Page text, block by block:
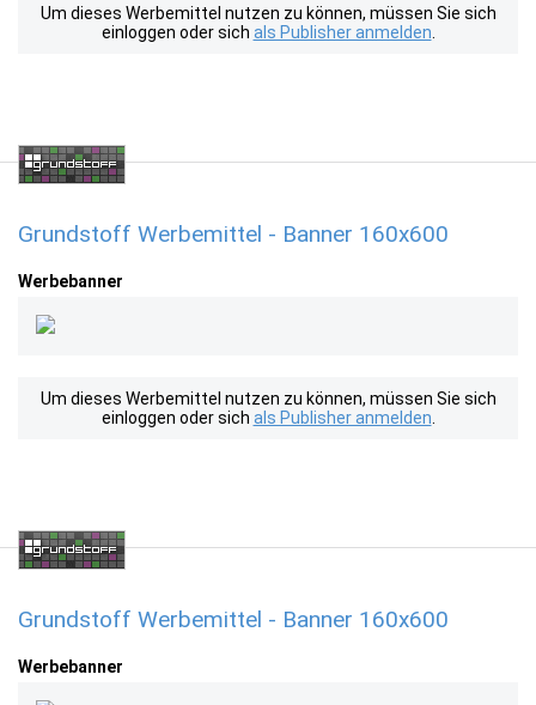
Um dieses Werbemittel nutzen zu können, müssen Sie sich
einloggen oder sich als Publisher anmelden
Grundstoff Werbemittel - Banner 160x600
Werbebanner
Um dieses Werbemittel nutzen zu können, müssen Sie sich
einloggen oder sich als Publisher anmelden
Grundstoff Werbemittel - Banner 160x600
Werbebanner